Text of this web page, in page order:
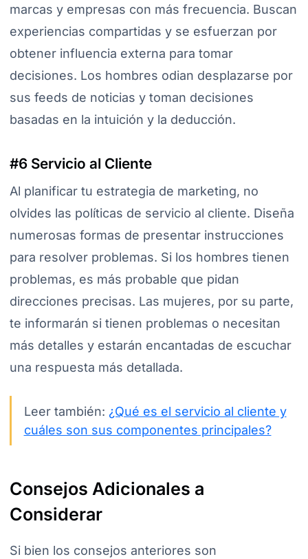
marcas y empresas con más frecuencia. Buscan
experiencias compartidas y se esfuerzan por
obtener influencia externa para tomar
decisiones. Los hombres odian desplazarse por
sus feeds de noticias y toman decisiones
basadas en la intuición y la deducción.
#6 Servicio al Cliente
Al planificar tu estrategia de marketing, no
olvides las políticas de servicio al cliente. Diseña
numerosas formas de presentar instrucciones
para resolver problemas. Si los hombres tienen
problemas, es más probable que pidan
direcciones precisas. Las mujeres, por su parte,
te informarán si tienen problemas o necesitan
más detalles y estarán encantadas de escuchar
una respuesta más detallada.
Leer también: ¿Qué es el servicio al cliente y
cuáles son sus componentes principales?
Consejos Adicionales a
Considerar
Si bien los consejos anteriores son